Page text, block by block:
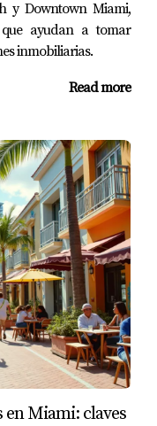
tomar la
en esta
en Miami con
y profesionales
preguntas o
dudes en
y Downtown Miami,
ayudan a tomar
inmobiliarias.
Read more
en Miami: claves